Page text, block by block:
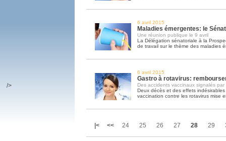
6 avril 2015
Maladies émergentes: le
Une réunion publique le 9 avril
La Délégation sénatoriale à la
de travail sur le thème des maladies
6 avril 2015
Gastro à rotavirus:
Des accidents vaccinaux signalés par
Deux décès et des effets
vaccination contre les rotavirus mise
|< << 24 25 26 27 28 29
/>